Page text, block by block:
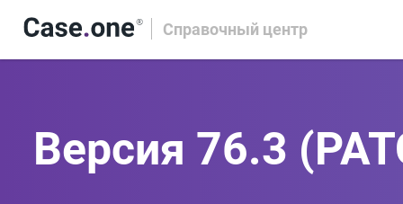
Справочный центр
Версия 76.3